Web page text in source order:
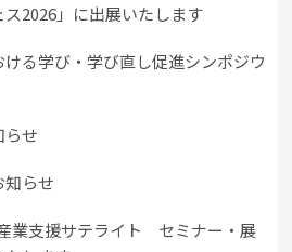
ス2026」に出展いたします
る学び・学び直し促進シンポジウ
らせ
知らせ
業支援サテライト セミナー・展